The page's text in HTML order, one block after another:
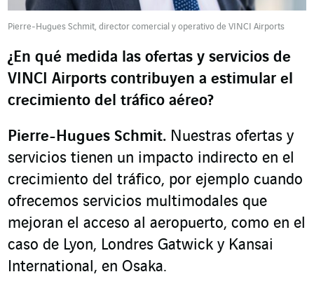
Pierre-Hugues Schmit, director comercial y operativo de VINCI Airports
¿En qué medida las ofertas y servicios de
VINCI Airports contribuyen a estimular el
crecimiento del tráfico aéreo?
Pierre-Hugues Schmit. Nuestras ofertas y
servicios tienen un impacto indirecto en el
crecimiento del tráfico, por ejemplo cuando
ofrecemos servicios multimodales que
mejoran el acceso al aeropuerto, como en el
caso de Lyon, Londres Gatwick y Kansai
International, en Osaka.